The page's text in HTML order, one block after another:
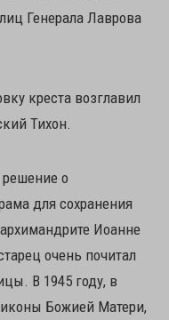
Генерала Лаврова
креста возглавил
Тихон.
о
для сохранения
Иоанне
очень почитал
В 1945 году, в
Божией Матери,